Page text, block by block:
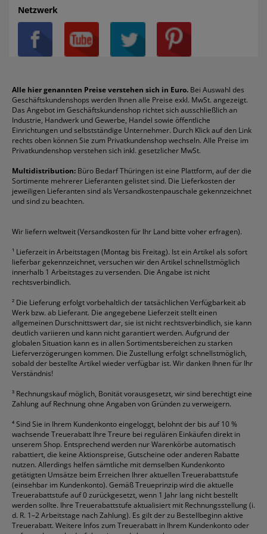
AGB
Datenschutz
Privatsphäre-Einstellungen
Über uns
Reklamation / Retouren
Vertrag widerrufen (Privatkunden)
Rabatte & Aktionen
Batterien
Bleistifte
Blöcke
Boardmarker
Briefumschläge
Druckerpatronen
Etiketten
Fineliner
Folienschreiber
Formulare
Gelschreiber
Geschäftsbücher
Heftstreifen
Kaffee
Klebeband
Klemmmappen
Kopierpapier
Korrekturmittel
Kugelschreiber
Mappen
Ordner
Packband
Permanentmarker
Radiergummis
Schnellhefter
Sichthüllen
Taschenrechner
Textmarker
Tintenroller
Tintenpatronen
Toilettenpapier
Toner
Versandmaterial
Versandtaschen
Alco
Avery/Zweckform
Canon
Durable
DYMO
Edding
Esselte
Faber-Castell
Fellowes
Franken
Fripa
HP
Leitz
Läufer
Melitta
Pentel
Pelikan
Pilot
Pritt
Schneider
Stabilo
Staedtler
alle Marken anzeigen
Netzwerk
Alle hier genannten Preise verstehen sich in Euro. Bei Auswahl des
Geschäftskundenshops werden Ihnen alle Preise exkl. MwSt. angezeigt.
Das Angebot im Geschäftskundenshop richtet sich ausschließlich an
Industrie, Handwerk und Gewerbe, Handel sowie öffentliche
Einrichtungen und selbstständige Unternehmer. Durch Klick auf den Link
rechts oben können Sie zum Privatkundenshop wechseln. Alle Preise im
Privatkundenshop verstehen sich inkl. gesetzlicher MwSt.
Multidistribution: Büro Bedarf Thüringen ist eine Plattform, auf der die
Sortimente mehrerer Lieferanten gelistet sind. Die Lieferkosten der
jeweiligen Lieferanten sind als Versandkostenpauschale gekennzeichnet
und sind zu beachten.
Wir liefern weltweit (Versandkosten für Ihr Land bitte voher erfragen).
¹ Lieferzeit in Arbeitstagen (Montag bis Freitag). Ist ein Artikel als sofort
lieferbar gekennzeichnet, versuchen wir den Artikel schnellstmöglich
innerhalb 1 Arbeitstages zu versenden. Die Angabe ist nicht
rechtsverbindlich.
² Die Lieferung erfolgt vorbehaltlich der tatsächlichen Verfügbarkeit ab
Werk bzw. ab Lieferant. Die angegebene Lieferzeit stellt einen
allgemeinen Durschnittswert dar, sie ist nicht rechtsverbindlich, sie kann
deutlich variieren und kann nicht garantiert werden. Aufgrund der
globalen Situation kann es in allen Sortimentsbereichen zu starken
Lieferverzögerungen kommen. Die Zustellung erfolgt schnellstmöglich,
sobald der bestellte Artikel wieder verfügbar ist. Wir danken Ihnen für Ihr
Verständnis!
³ Rechnungskauf möglich, Bonität vorausgesetzt, wir sind berechtigt eine
Zahlung auf Rechnung ohne Angaben von Gründen zu verweigern.
⁴Sind Sie in Ihrem Kundenkonto eingeloggt, belohnt der bis auf 10 %
wachsende Treuerabatt Ihre Treure bei regulären Einkäufen direkt in
unserem Shop. Entsprechend werden nur Warenkörbe automatisch
rabattiert, die keine Aktionspreise, Gutscheine oder anderen Rabatte
nutzen. Allerdings helfen sämtliche mit demselben Kundenkonto
getätigten Umsätze beim Erreichen Ihrer aktuellen Treuerabattstufe
(einsehbar im Kundenkonto). Gemäß Treueprinzip wird die aktuelle
Treuerabattstufe auf 0 zurückgesetzt, wenn 1 Jahr lang nicht bestellt
werden sollte. Ihre Treuerabattstufe aktualisiert mit Rechnungsstellung (i.
d. R. 1–2 Arbeitstage nach Zahlung). Es gilt der zu Bestellbeginn aktive
Treuerabatt. Weitere Infos zum Treuerabatt in Ihrem Kundenkonto oder